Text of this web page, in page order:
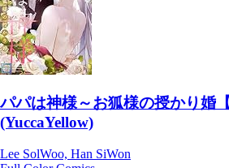
パパは神様～お狐様の授かり婚
(YuccaYellow)
Lee SolWoo, Han SiWon